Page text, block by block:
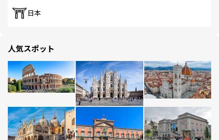
日本
人気スポット